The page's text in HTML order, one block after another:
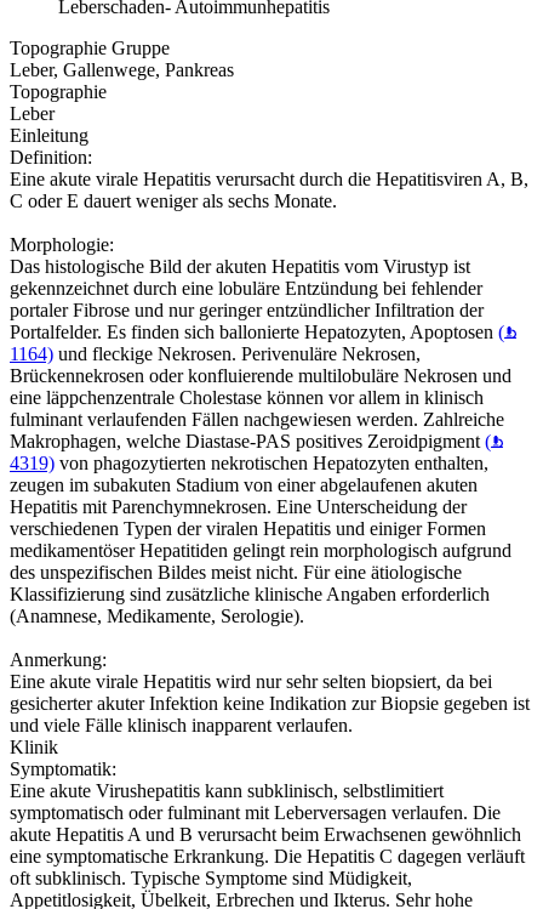
Leberschaden- Autoimmunhepatitis
Topographie Gruppe
Leber, Gallenwege, Pankreas
Topographie
Leber
Einleitung
Definition:
Eine akute virale Hepatitis verursacht durch die Hepatitisviren A, B,
C oder E dauert weniger als sechs Monate.
Morphologie:
Das histologische Bild der akuten Hepatitis vom Virustyp ist
gekennzeichnet durch eine lobuläre Entzündung bei fehlender
portaler Fibrose und nur geringer entzündlicher Infiltration der
Portalfelder. Es finden sich ballonierte Hepatozyten, Apoptosen (
1164) und fleckige Nekrosen. Perivenuläre Nekrosen,
Brückennekrosen oder konfluierende multilobuläre Nekrosen und
eine läppchenzentrale Cholestase können vor allem in klinisch
fulminant verlaufenden Fällen nachgewiesen werden. Zahlreiche
Makrophagen, welche Diastase-PAS positives Zeroidpigment (
4319) von phagozytierten nekrotischen Hepatozyten enthalten,
zeugen im subakuten Stadium von einer abgelaufenen akuten
Hepatitis mit Parenchymnekrosen. Eine Unterscheidung der
verschiedenen Typen der viralen Hepatitis und einiger Formen
medikamentöser Hepatitiden gelingt rein morphologisch aufgrund
des unspezifischen Bildes meist nicht. Für eine ätiologische
Klassifizierung sind zusätzliche klinische Angaben erforderlich
(Anamnese, Medikamente, Serologie).
Anmerkung:
Eine akute virale Hepatitis wird nur sehr selten biopsiert, da bei
gesicherter akuter Infektion keine Indikation zur Biopsie gegeben ist
und viele Fälle klinisch inapparent verlaufen.
Klinik
Symptomatik:
Eine akute Virushepatitis kann subklinisch, selbstlimitiert
symptomatisch oder fulminant mit Leberversagen verlaufen. Die
akute Hepatitis A und B verursacht beim Erwachsenen gewöhnlich
eine symptomatische Erkrankung. Die Hepatitis C dagegen verläuft
oft subklinisch. Typische Symptome sind Müdigkeit,
Appetitlosigkeit, Übelkeit, Erbrechen und Ikterus. Sehr hohe